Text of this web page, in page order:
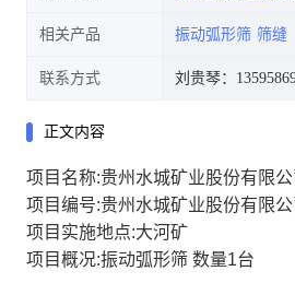
相关产品 振动弧形筛 筛缝
联系方式 刘贵琴：
正文内容
项目名称:贵州水城矿业股份有限
项目编号:贵州水城矿业股份有限
项目实施地点:大河矿
项目概况:振动弧形筛 数量1台